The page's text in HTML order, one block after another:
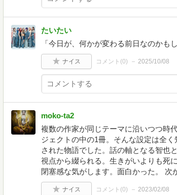
たいたい
「今日が、何かが変わる前日なのかも
ナイス コメント(0) 2025/10/08
moko-ta2
複数の作家が同じテーマに沿いつつ時
ジェクトの中の1冊。そんな設定は全
された物語でした。話の軸となる智也
視点から綴られる。生きがいよりも死
閉塞感な気がします。面白かった。 次
ナイス コメント(0) 2023/02/08